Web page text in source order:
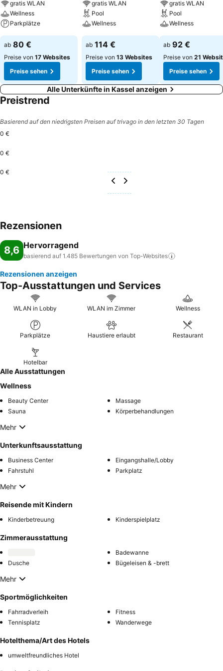
gratis WLAN
Wellness
Parkplätze
ab 80 €
Preise von 17 Websites
Preise sehen
gratis WLAN
Pool
Wellness
ab 114 €
Preise von 13 Websites
Preise sehen
gratis WLAN
Pool
Wellness
ab 92 €
Preise von 21
Preise sehen
Alle Unterkünfte in Kassel anzeigen
Preistrend
Basierend auf den niedrigsten Preisen auf trivago in den letzten 30 Tagen
0 €
0 €
0 €
Rezensionen
8,6 Hervorragend
basierend auf 1.485 Bewertungen von Top-Websites
Rezensionen anzeigen
Top-Ausstattungen und Services
WLAN in Lobby WLAN im Zimmer Wellness
Parkplätze Haustiere erlaubt Restaurant
Hotelbar
Alle Ausstattungen
Wellness
Beauty Center
Massage
Sauna
Körperbehandlungen
Mehr
Unterkunftsausstattung
Business Center
Eingangshalle/Lobby
Fahrstuhl
Parkplatz
Mehr
Reisende mit Kindern
Kinderbetreuung Kinderspielplatz
Zimmerausstattung
Badewanne
Dusche
Bügeleisen & -brett
Mehr
Sportmöglichkeiten
Fahrradverleih
Fitness
Tennisplatz
Wanderwege
Hotelthema/Art des Hotels
umweltfreundliches Hotel